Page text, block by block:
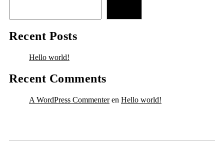
Recent Posts
Hello world!
Recent Comments
A WordPress Commenteren Hello world!